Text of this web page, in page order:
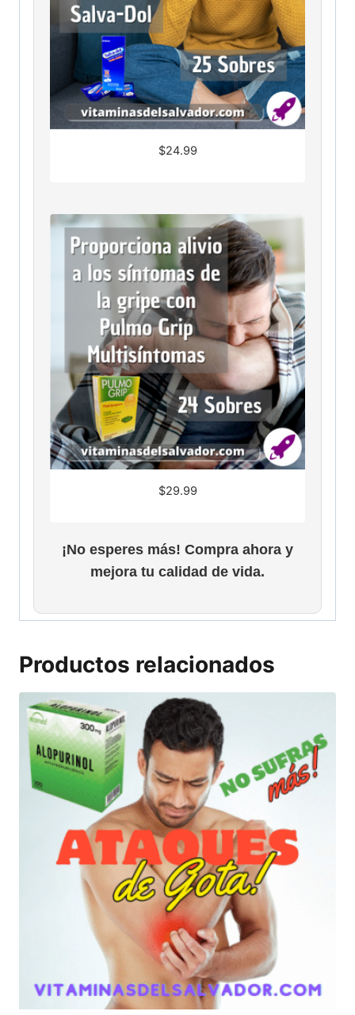
$24.99
$29.99
¡No esperes más! Compra ahora y
mejora tu calidad de vida.
Productos relacionados